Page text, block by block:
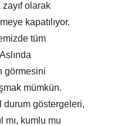
olarak
kapatılıyor.
tüm
görmesini
mümkün.
durum göstergeleri,
mı, kumlu mu